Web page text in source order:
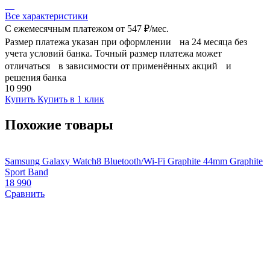
Все характеристики
С ежемесячным платежом от 547 ₽/мес.
Размер платежа указан при оформлении на 24 месяца без
учета условий банка. Точный размер платежа может
отличаться в зависимости от применённых акций и
решения банка
10 990
Купить Купить в 1 клик
Похожие товары
Samsung Galaxy Watch8 Bluetooth/Wi-Fi Graphite 44mm Graphite
Sport Band
18 990
Сравнить